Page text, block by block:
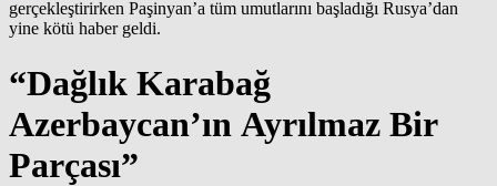
gerçekleştirirken Paşinyan’a tüm umutlarını başladığı Rusya’dan
yine kötü haber geldi.
“Dağlık Karabağ
Azerbaycan’ın Ayrılmaz Bir
Parçası”